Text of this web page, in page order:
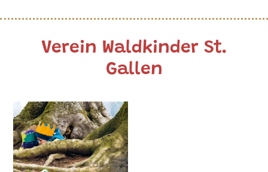
Verein Waldkinder St.
Gallen